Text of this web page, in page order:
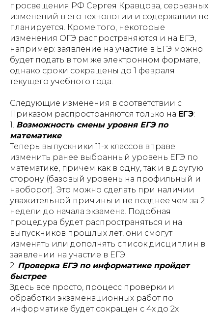
просвещения РФ Сергея Кравцова, серьезных
изменений в его технологии и содержании не
планируется. Кроме того, некоторые
изменения ОГЭ распространяются и на ЕГЭ,
например: заявление на участие в ЕГЭ можно
будет подать в том же электронном формате,
однако сроки сокращены до 1 февраля
текущего учебного года.
Следующие изменения в соответствии с
Приказом распространяются только на ЕГЭ:
1. Возможность смены уровня ЕГЭ по
математике.
Теперь выпускники 11-х классов вправе
изменить ранее выбранный уровень ЕГЭ по
математике, причем как в одну, так и в другую
сторону (базовый уровень на профильный и
наоборот). Это можно сделать при наличии
уважительной причины и не позднее чем за 2
недели до начала экзамена. Подобная
процедура будет распространяться и на
выпускников прошлых лет, они смогут
изменять или дополнять список дисциплин в
заявлении на участие в ЕГЭ.
2. Проверка ЕГЭ по информатике пройдет
быстрее.
Здесь все просто, процесс проверки и
обработки экзаменационных работ по
информатике будет сокращен с 4х до 2х